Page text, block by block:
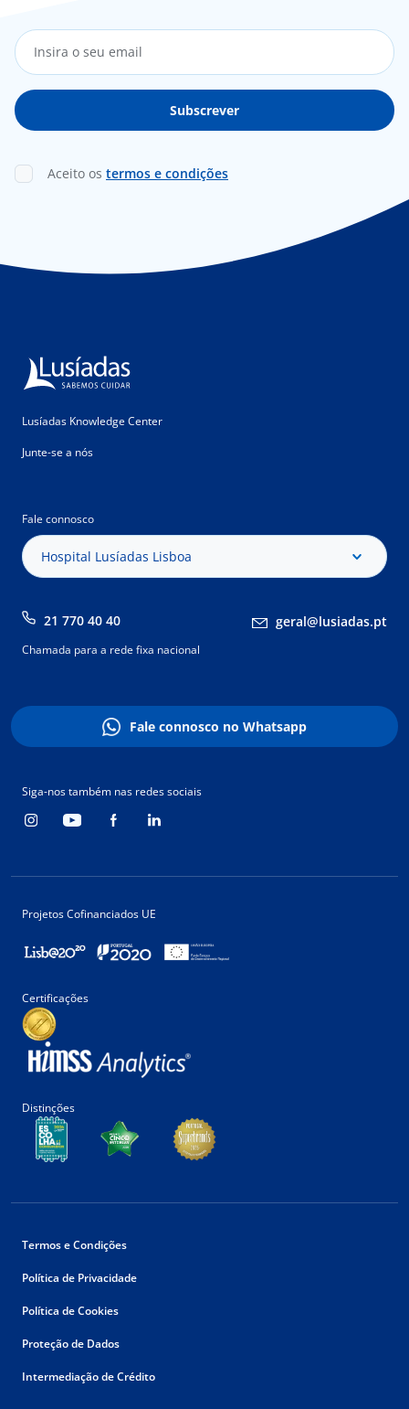
Aceito os termos e condições
Lusíadas Knowledge Center
Junte-se a nós
Fale connosco
Hospital Lusíadas Lisboa
21 770 40 40 geral@lusiadas.pt
Chamada para a rede fixa nacional
Fale connosco no Whatsapp
Siga-nos também nas redes sociais
Projetos Cofinanciados UE
Certificações
Distinções
Termos e Condições
Política de Privacidade
Política de Cookies
Proteção de Dados
Intermediação de Crédito